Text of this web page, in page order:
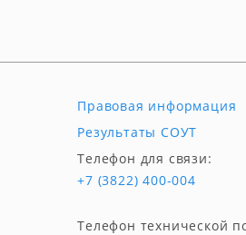
Правовая информация
Результаты СОУТ
Телефон для связи:
+7 (3822) 400-004
Телефон технической